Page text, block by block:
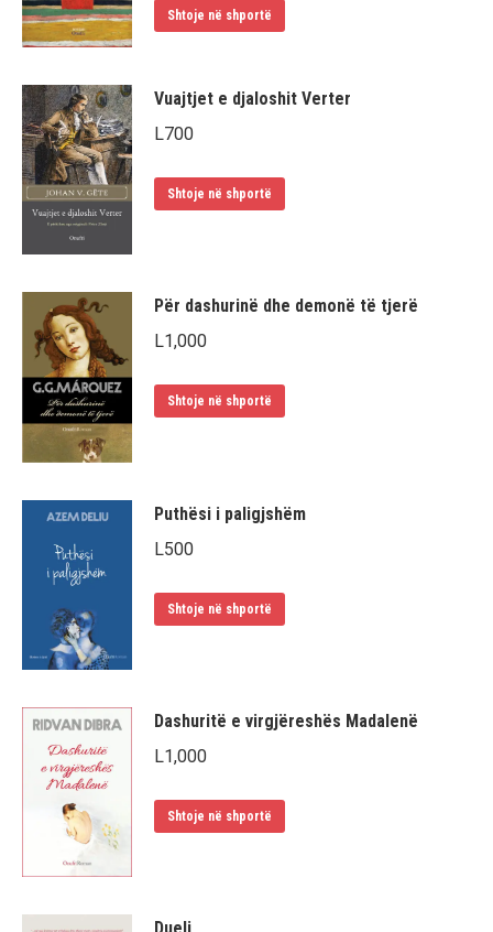
Shtoje në shportë
Vuajtjet e djaloshit Verter
L700
Shtoje në shportë
Për dashurinë dhe demonë të tjerë
L1,000
Shtoje në shportë
Puthësi i paligjshëm
L500
Shtoje në shportë
Dashuritë e virgjëreshës Madalenë
L1,000
Shtoje në shportë